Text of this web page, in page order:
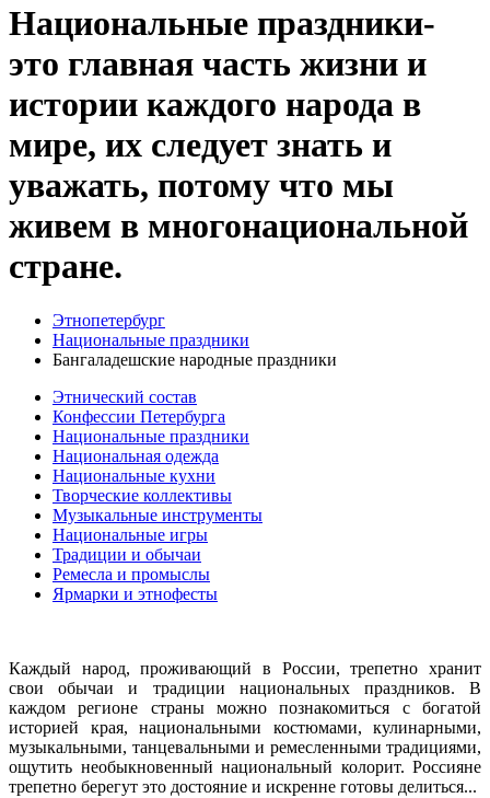
Национальные праздники-
это главная часть жизни и
истории каждого народа в
мире, их следует знать и
уважать, потому что мы
живем в многонациональной
стране.
Этнопетербург
Национальные праздники
Бангаладешские народные праздники
Этнический состав
Конфессии Петербурга
Национальные праздники
Национальная одежда
Национальные кухни
Творческие коллективы
Музыкальные инструменты
Национальные игры
Традиции и обычаи
Ремесла и промыслы
Ярмарки и этнофесты
Каждый народ, проживающий в России, трепетно хранит
свои обычаи и традиции национальных праздников. В
каждом регионе страны можно познакомиться с богатой
историей края, национальными костюмами, кулинарными,
музыкальными, танцевальными и ремесленными традициями,
ощутить необыкновенный национальный колорит. Россияне
трепетно берегут это достояние и искренне готовы делиться...